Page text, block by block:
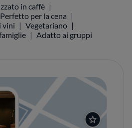
in caffè
Perfetto per la cena
vini
Vegetariano
Adatto ai gruppi